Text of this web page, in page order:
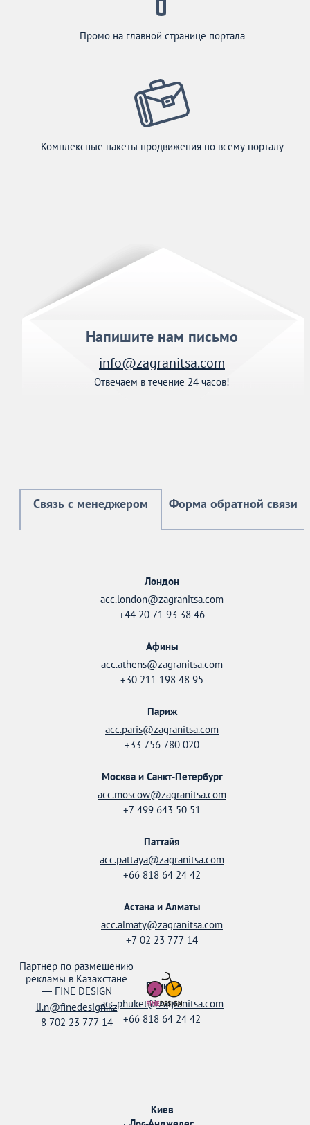
Промо на главной странице портала
Комплексные пакеты продвижения по всему порталу
Напишите нам письмо
info@zagranitsa.com
Отвечаем в течение 24 часов!
Связь с менеджером Форма обратной связи
Лондон
acc.london@zagranitsa.com
+44 20 71 93 38 46
Афины
acc.athens@zagranitsa.com
+30 211 198 48 95
Париж
acc.paris@zagranitsa.com
+33 756 780 020
Москва и Санкт-Петербург
acc.moscow@zagranitsa.com
+7 499 643 50 51
Паттайя
acc.pattaya@zagranitsa.com
+66 818 64 24 42
Астана и Алматы
acc.almaty@zagranitsa.com
+7 02 23 777 14
Партнер по размещению
рекламы в Казахстане
— FINE DESIGN
li.n@finedesign.kz
8 702 23 777 14
Пхукет
acc.phuket@zagranitsa.com
+66 818 64 24 42
Киев